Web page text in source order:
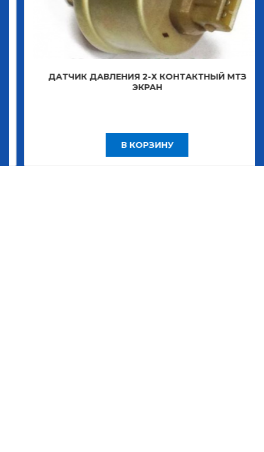
ДАТЧИК ДАВЛЕНИЯ 2-Х КОНТАКТНЫЙ МТЗ
ЭКРАН
В КОРЗИНУ